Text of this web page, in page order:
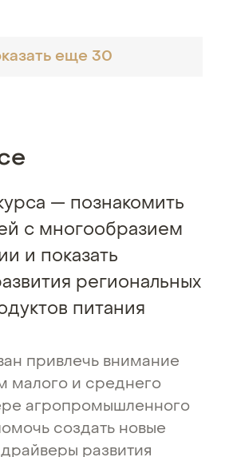
еще 30
— познакомить
с многообразием
и показать
региональных
питания
привлечь внимание
малого и среднего
агропромышленного
создать новые
развития